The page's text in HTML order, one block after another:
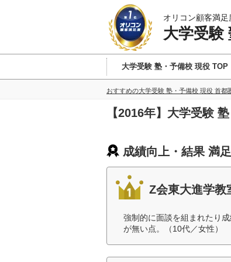
オリコン顧客満
大学受験
大学受験 塾・予備校 現役 TOP
おすすめの大学受験 塾・予備校 現役 首都
【2016年】大学受験
成績向上・結果 満
Z会東大進学教
強制的に面談を組まれたり
が無い点。（10代／女性）